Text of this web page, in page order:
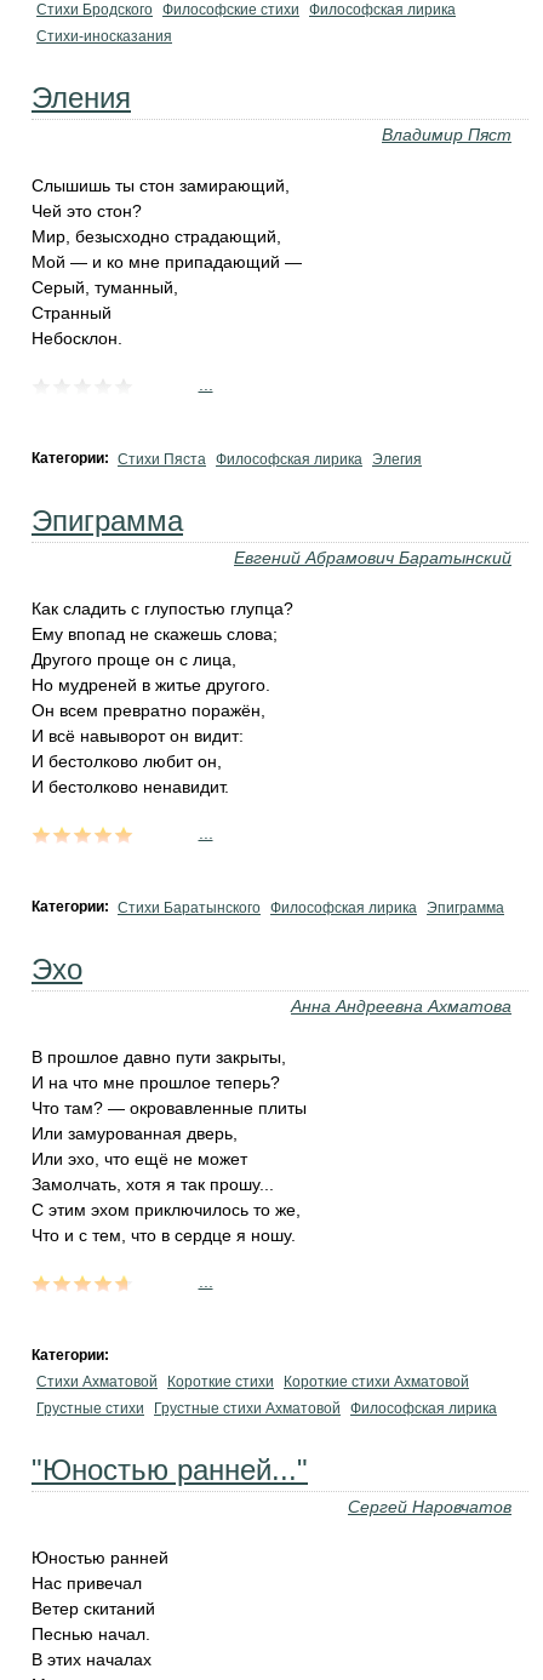
Стихи Бродского Философские стихи
Философская лирика
Стихи-иносказания
Эления
Владимир Пяст
Слышишь ты стон замирающий,
Чей это стон?
Мир, безысходно страдающий,
Мой — и ко мне припадающий —
Серый, туманный,
Странный
Небосклон.
Категории: Стихи Пяста Философская лирика Элегия
Эпиграмма
Евгений Абрамович Баратынский
Как сладить с глупостью глупца?
Ему впопад не скажешь слова;
Другого проще он с лица,
Но мудреней в житье другого.
Он всем превратно поражён,
И всё навыворот он видит:
И бестолково любит он,
И бестолково ненавидит.
Категории: Стихи Баратынского Философская лирика Эпиграмма
Эхо
Анна Андреевна Ахматова
В прошлое давно пути закрыты,
И на что мне прошлое теперь?
Что там? — окровавленные плиты
Или замурованная дверь,
Или эхо, что ещё не может
Замолчать, хотя я так прошу...
С этим эхом приключилось то же,
Что и с тем, что в сердце я ношу.
Категории:
Стихи Ахматовой
Короткие стихи
Короткие стихи Ахматовой
Грустные стихи
Грустные стихи Ахматовой Философская лирика
"Юностью ранней..."
Сергей Наровчатов
Юностью ранней
Нас привечал
Ветер скитаний
Песнью начал.
В этих началах